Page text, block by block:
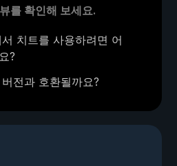
를 확인해 보세요.
치트를 사용하려면 어
?
전과 호환될까요?